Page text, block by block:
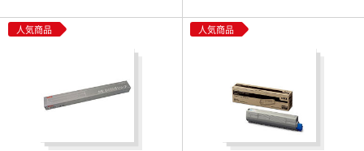
人気商品 人気商品